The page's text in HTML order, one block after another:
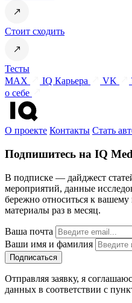
Стоит сходить
Тесты
MAX
IQ Карьера VK
о себе
О проекте Контакты Стать
Подпишитесь на IQ
В подписке — дайджест
мероприятий, данные
бережно относиться к
материалы раз в месяц.
Ваша почта
Ваши имя и фамилия
Отправляя заявку, я
данных в соответствии с